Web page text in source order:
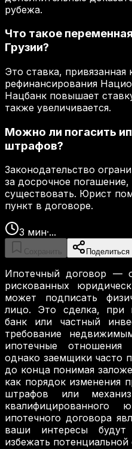
рубежа.
Что такое
Грузии?
Это ставка, привязанная
рефинансирования
Нацбанк повышает
также увеличивается.
Можно ли погасить
штрафов?
Законодательство
за досрочное
существовать. Юрист
пункт в договоре.
3 мин·...
Сохранить Поделиться
Ипотечный договор —
рискованных
может подписать
лицо. Это сделка, при
банк или частный
требование
ипотечные отношения
однако заемщики часто
до конца понимая
как порядок изменения
штрафов или
квалифицированного
ипотечного договора
ваши интересы
избежать